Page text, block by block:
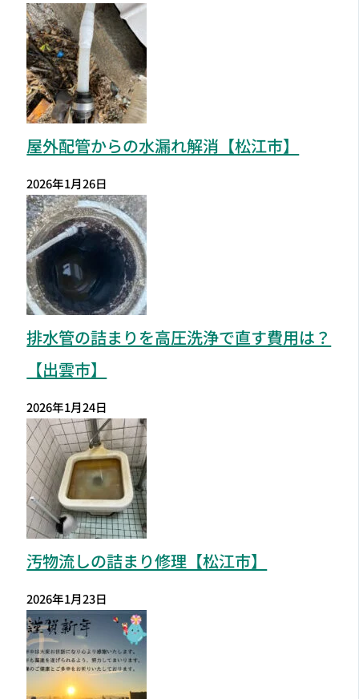
屋外配管からの水漏れ解消【松江市】
2026年1月26日
排水管の詰まりを高圧洗浄で直す費用は？
【出雲市】
2026年1月24日
汚物流しの詰まり修理【松江市】
2026年1月23日